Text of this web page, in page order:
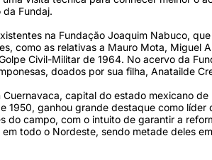
Fundaj.
na Fundação Joaquim Nabuco, que
como as relativas a Mauro Mota, Miguel
Civil-Militar de 1964. No acervo da
doados por sua filha, Anatailde
capital do estado mexicano de
1950, ganhou grande destaque como líder
do campo, com o intuito de garantir a
todo o Nordeste, sendo metade deles em